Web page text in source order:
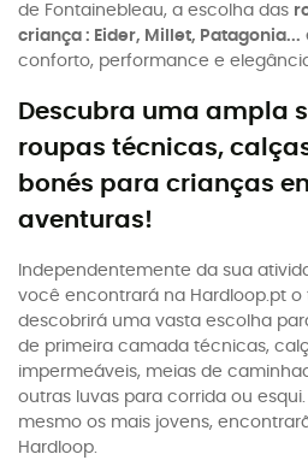
de Fontainebleau, a escolha das
criança : Eider, Millet, Patagonia...
conforto, performance e
Descubra uma ampla
roupas técnicas,
bonés para crianças
aventuras!
Independentemente da sua
você encontrará na Hardloop.pt o
descobrirá uma vasta escolha
de primeira camada técnicas,
impermeáveis, meias de
outras luvas para corrida ou
mesmo os mais jovens,
Hardloop.